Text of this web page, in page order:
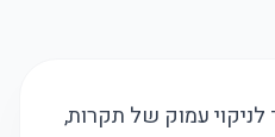
לניקוי עמוק של תקרות,